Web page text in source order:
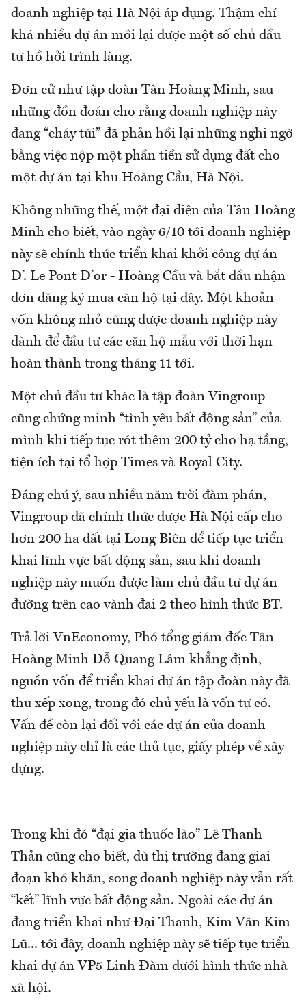
doanh nghiệp tại Hà Nội áp dụng. Thậm chí
khá nhiều dự án mới lại được một số chủ đầu
tư hồ hởi trình làng.
Đơn cử như tập đoàn Tân Hoàng Minh, sau
những đồn đoán cho rằng doanh nghiệp này
đang “cháy túi” đã phản hồi lại những nghi ngờ
bằng việc nộp một phần tiền sử dụng đất cho
một dự án tại khu Hoàng Cầu, Hà Nội.
Không những thế, một đại diện của Tân Hoàng
Minh cho biết, vào ngày 6/10 tới doanh nghiệp
này sẽ chính thức triển khai khởi công dự án
D’. Le Pont D’or - Hoàng Cầu và bắt đầu nhận
đơn đăng ký mua căn hộ tại đây. Một khoản
vốn không nhỏ cũng được doanh nghiệp này
dành để đầu tư các căn hộ mẫu với thời hạn
hoàn thành trong tháng 11 tới.
Một chủ đầu tư khác là tập đoàn Vingroup
cũng chứng minh “tình yêu bất động sản” của
mình khi tiếp tục rót thêm 200 tỷ cho hạ tầng,
tiện ích tại tổ hợp Times và Royal City.
Đáng chú ý, sau nhiều năm trời đàm phán,
Vingroup đã chính thức được Hà Nội cấp cho
hơn 200 ha đất tại Long Biên để tiếp tục triển
khai lĩnh vực bất động sản, sau khi doanh
nghiệp này muốn được làm chủ đầu tư dự án
đường trên cao vành đai 2 theo hình thức BT.
Trả lời VnEconomy, Phó tổng giám đốc Tân
Hoàng Minh Đỗ Quang Lâm khẳng định,
nguồn vốn để triển khai dự án tập đoàn này đã
thu xếp xong, trong đó chủ yếu là vốn tự có.
Vấn đề còn lại đối với các dự án của doanh
nghiệp này chỉ là các thủ tục, giấy phép về xây
dựng.
Trong khi đó “đại gia thuốc lào” Lê Thanh
Thản cũng cho biết, dù thị trường đang giai
đoạn khó khăn, song doanh nghiệp này vẫn rất
“kết” lĩnh vực bất động sản. Ngoài các dự án
đang triển khai như Đại Thanh, Kim Văn Kim
Lũ... tới đây, doanh nghiệp này sẽ tiếp tục triển
khai dự án VP5 Linh Đàm dưới hình thức nhà
xã hội.